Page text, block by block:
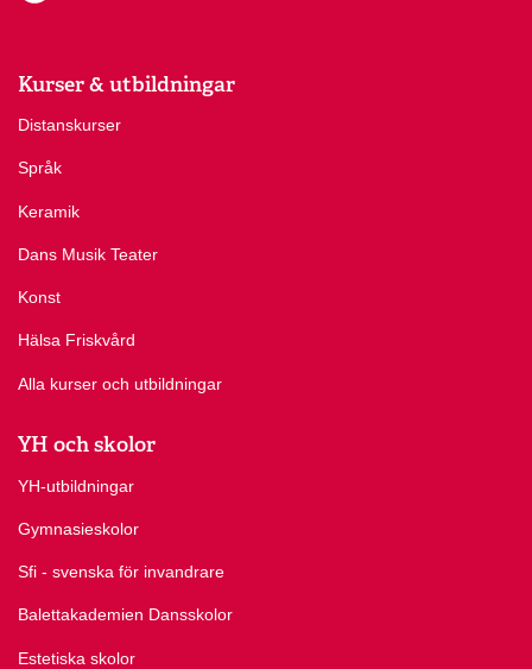
Kurser & utbildningar
Distanskurser
Språk
Keramik
Dans Musik Teater
Konst
Hälsa Friskvård
Alla kurser och utbildningar
YH och skolor
YH-utbildningar
Gymnasieskolor
Sfi - svenska för invandrare
Balettakademien Dansskolor
Estetiska skolor